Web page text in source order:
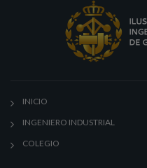
INICIO
INGENIERO INDUSTRIAL
COLEGIO